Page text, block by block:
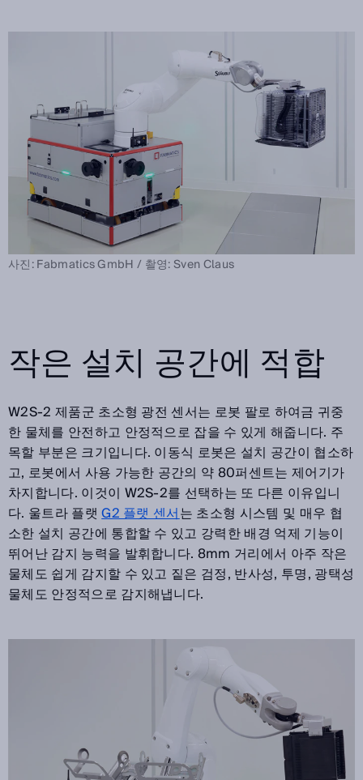
사진: Fabmatics GmbH / 촬영: Sven Claus
작은 설치 공간에 적합
W2S-2 제품군 초소형 광전 센서는 로봇 팔로 하여금 귀중
한 물체를 안전하고 안정적으로 잡을 수 있게 해줍니다. 주
목할 부분은 크기입니다. 이동식 로봇은 설치 공간이 협소하
고, 로봇에서 사용 가능한 공간의 약 80퍼센트는 제어기가
차지합니다. 이것이 W2S-2를 선택하는 또 다른 이유입니
다. 울트라 플랫G2 플랫 센서는 초소형 시스템 및 매우 협
소한 설치 공간에 통합할 수 있고 강력한 배경 억제 기능이
뛰어난 감지 능력을 발휘합니다. 8mm 거리에서 아주 작은
물체도 쉽게 감지할 수 있고 짙은 검정, 반사성, 투명, 광택성
물체도 안정적으로 감지해냅니다.